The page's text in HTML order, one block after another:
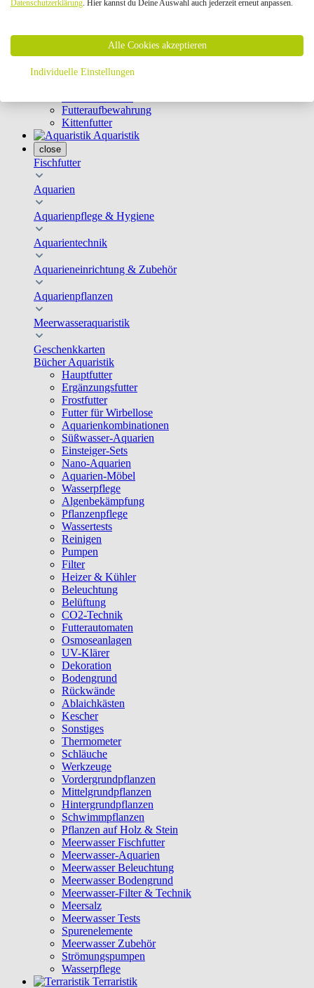
Geschirre & Leinen
Schutznetze
Kippfensterschutz
Katzenkameras
Futternäpfe
Futteraufbewahrung
Kittenfutter
Aquaristik
close
Fischfutter
Aquarien
Aquarienpflege & Hygiene
Aquarientechnik
Aquarieneinrichtung & Zubehör
Aquarienpflanzen
Meerwasseraquaristik
Geschenkkarten
Bücher Aquaristik
Hauptfutter
Ergänzungsfutter
Frostfutter
Futter für Wirbellose
Aquarienkombinationen
Süßwasser-Aquarien
Einsteiger-Sets
Nano-Aquarien
Aquarien-Möbel
Wasserpflege
Algenbekämpfung
Pflanzenpflege
Wassertests
Reinigen
Pumpen
Filter
Heizer & Kühler
Beleuchtung
Belüftung
CO2-Technik
Futterautomaten
Osmoseanlagen
UV-Klärer
Dekoration
Bodengrund
Rückwände
Ablaichkästen
Kescher
Sonstiges
Thermometer
Schläuche
Werkzeuge
Vordergrundpflanzen
Mittelgrundpflanzen
Hintergrundpflanzen
Schwimmpflanzen
Pflanzen auf Holz & Stein
Meerwasser Fischfutter
Meerwasser-Aquarien
Meerwasser Beleuchtung
Meerwasser Bodengrund
Meerwasser-Filter & Technik
Meersalz
Meerwasser Tests
Spurenelemente
Meerwasser Zubehör
Strömungspumpen
Wasserpflege
Terraristik
Datenschutzerklärung. Hier kannst du Deine Auswahl auch jederzeit erneut anpassen.
Alle Cookies akzeptieren
Individuelle Einstellungen